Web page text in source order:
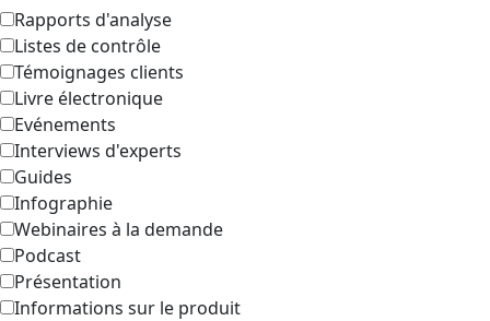
Rapports d'analyse
Listes de contrôle
Témoignages clients
Livre électronique
Evénements
Interviews d'experts
Guides
Infographie
Webinaires à la demande
Podcast
Présentation
Informations sur le produit